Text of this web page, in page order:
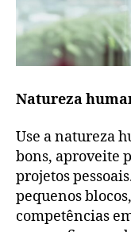
Natureza
Use a natureza
bons, aproveite
projetos
pequenos
competências